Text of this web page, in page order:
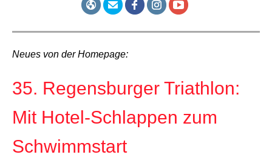
Neues von der Homepage:
35. Regensburger Triathlon:
Mit Hotel-Schlappen zum
Schwimmstart